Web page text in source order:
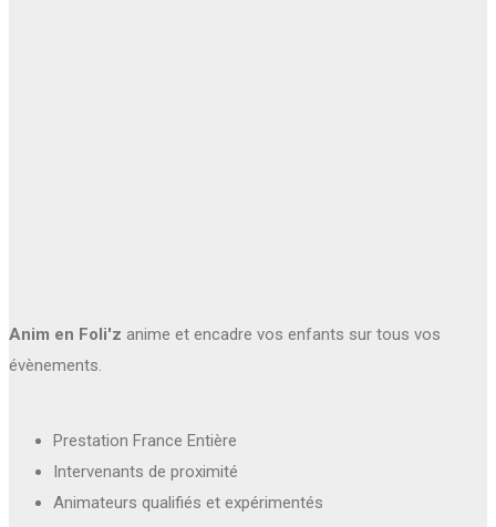
Anim en Foli'z anime et encadre vos enfants sur tous vos
évènements.
Prestation France Entière
Intervenants de proximité
Animateurs qualifiés et expérimentés